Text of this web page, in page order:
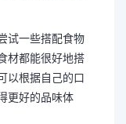
试一些搭配食物
材都能很好地搭
以根据自己的口
更好的品味体